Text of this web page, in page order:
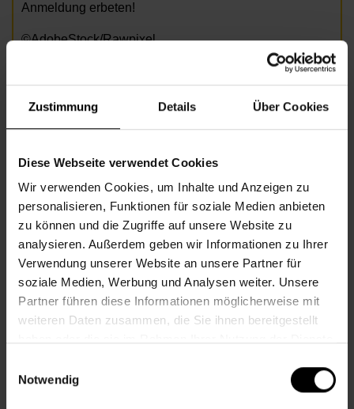
Zustimmung Details Über Cookies
Diese Webseite verwendet Cookies
Wir verwenden Cookies, um Inhalte und Anzeigen zu
personalisieren, Funktionen für soziale Medien anbieten
zu können und die Zugriffe auf unsere Website zu
analysieren. Außerdem geben wir Informationen zu Ihrer
Verwendung unserer Website an unsere Partner für
soziale Medien, Werbung und Analysen weiter. Unsere
Partner führen diese Informationen möglicherweise mit
weiteren Daten zusammen, die Sie ihnen bereitgestellt
Notwendig
Anmeldung erbeten!
©AdobeStock/Rawpixel
Informationen zur Veranstaltung
Veranstalter Nachbarschaftszentrum 07
NACHBARSCHAFTSZENTRUM 07
Kontakt
nbz7@wiener.hilfswerk.at